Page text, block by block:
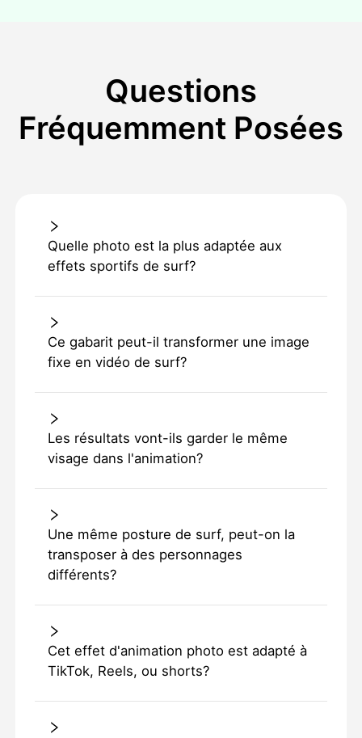
Questions
Fréquemment Posées
Quelle photo est la plus adaptée aux
effets sportifs de surf?
Ce gabarit peut-il transformer une image
fixe en vidéo de surf?
Les résultats vont-ils garder le même
visage dans l'animation?
Une même posture de surf, peut-on la
transposer à des personnages
différents?
Cet effet d'animation photo est adapté à
TikTok, Reels, ou shorts?